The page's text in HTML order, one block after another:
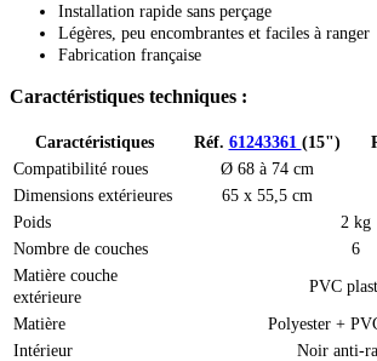
Installation rapide sans perçage
Légères, peu encombrantes et faciles à ranger
Fabrication française
Caractéristiques techniques :
Caractéristiques Réf. 61243361 (15")
Compatibilité roues
Ø 68 à 74 cm
Dimensions extérieures
65 x 55,5 cm
Poids
2 kg
Nombre de couches
6
Matière couche
extérieure
PVC
Matière
Polyester +
Intérieur
Noir anti-